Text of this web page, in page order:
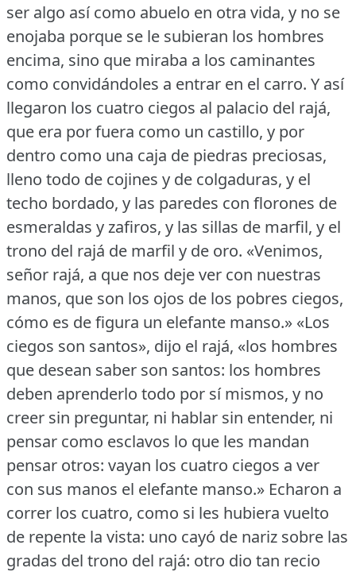
ser algo así como abuelo en otra vida, y no se
enojaba porque se le subieran los hombres
encima, sino que miraba a los caminantes
como convidándoles a entrar en el carro. Y así
llegaron los cuatro ciegos al palacio del rajá,
que era por fuera como un castillo, y por
dentro como una caja de piedras preciosas,
lleno todo de cojines y de colgaduras, y el
techo bordado, y las paredes con florones de
esmeraldas y zafiros, y las sillas de marfil, y el
trono del rajá de marfil y de oro. «Venimos,
señor rajá, a que nos deje ver con nuestras
manos, que son los ojos de los pobres ciegos,
cómo es de figura un elefante manso.» «Los
ciegos son santos», dijo el rajá, «los hombres
que desean saber son santos: los hombres
deben aprenderlo todo por sí mismos, y no
creer sin preguntar, ni hablar sin entender, ni
pensar como esclavos lo que les mandan
pensar otros: vayan los cuatro ciegos a ver
con sus manos el elefante manso.» Echaron a
correr los cuatro, como si les hubiera vuelto
de repente la vista: uno cayó de nariz sobre las
gradas del trono del rajá: otro dio tan recio